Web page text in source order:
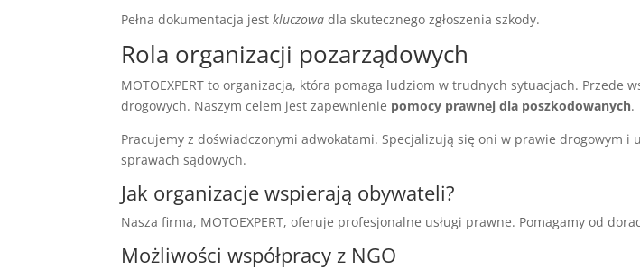
Pełna dokumentacja jestkluczowa dla skutecznego zgłoszenia szkody.
Rola organizacji pozarządowych
MOTOEXPERT to organizacja, która pomaga ludziom w trudnych sytuacjach. Przede
drogowych. Naszym celem jest zapewnienie pomocy prawnej dla poszkodowanych.
Pracujemy z doświadczonymi adwokatami. Specjalizują się oni w prawie drogowym
sprawach sądowych.
Jak organizacje wspierają obywateli?
Nasza firma, MOTOEXPERT, oferuje profesjonalne usługi prawne. Pomagamy od
Możliwości współpracy z NGO